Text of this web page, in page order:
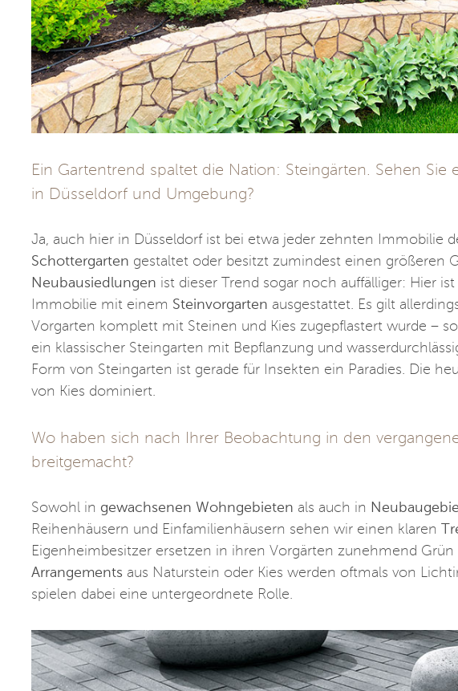
Ein Gartentrend spaltet die Nation: Steingärten. Sehen Sie
in Düsseldorf und Umgebung?
Ja, auch hier in Düsseldorf ist bei etwa jeder zehnten Immobilie
Schottergarten gestaltet oder besitzt zumindest einen größeren
Neubausiedlungen ist dieser Trend sogar noch auffälliger: Hier
Immobilie mit einem Steinvorgarten ausgestattet. Es gilt
Vorgarten komplett mit Steinen und Kies zugepflastert wurde –
ein klassischer Steingarten mit Bepflanzung und
Form von Steingarten ist gerade für Insekten ein Paradies. Die
von Kies dominiert.
Wo haben sich nach Ihrer Beobachtung in den
breitgemacht?
Sowohl in gewachsenen Wohngebieten als auch in
Reihenhäusern und Einfamilienhäusern sehen wir einen klaren
Eigenheimbesitzer ersetzen in ihren Vorgärten zunehmend Grün
Arrangementsaus Naturstein oder Kies werden oftmals von
spielen dabei eine untergeordnete Rolle.